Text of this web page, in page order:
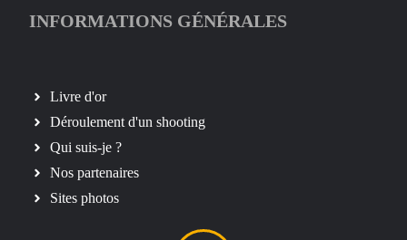
INFORMATIONS GÉNÉRALES
Livre d'or
Déroulement d'un shooting
Qui suis-je ?
Nos partenaires
Sites photos